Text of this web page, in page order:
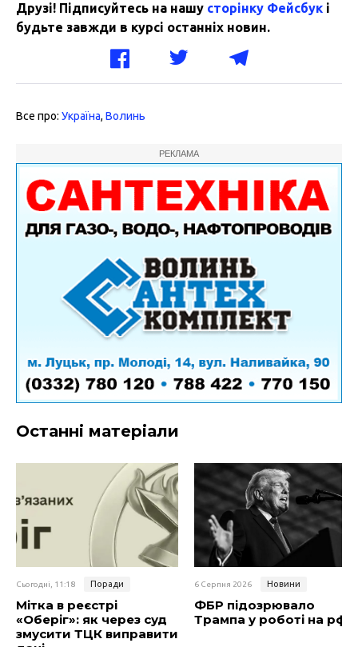
Друзі! Підписуйтесь на нашу сторінку Фейсбук і
будьте завжди в курсі останніх новин.
Все про: Україна, Волинь
РЕКЛАМА
Останні матеріали
Сьогодні, 11:18 Поради
Мітка в реєстрі
«Оберіг»: як через суд
змусити ТЦК виправити
6 Серпня 2026 Новини
ФБР підозрювало
Трампа у роботі на рф